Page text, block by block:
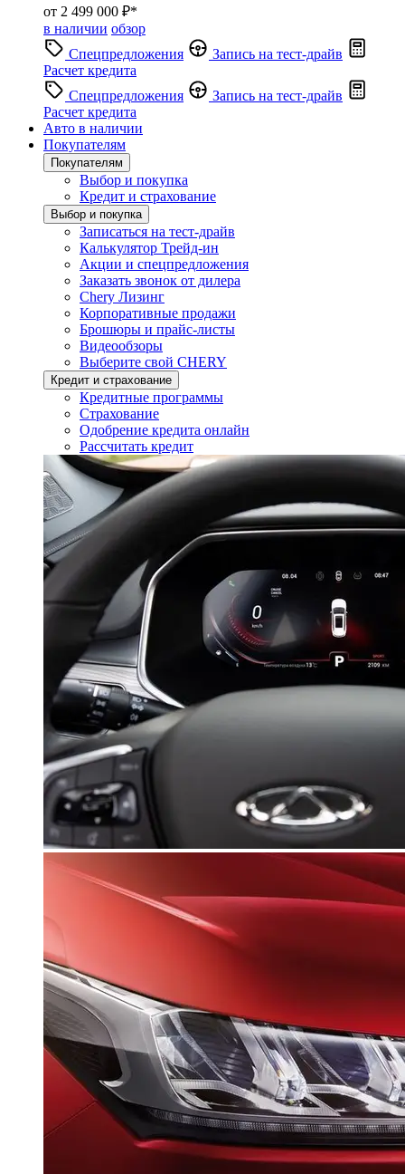
от 2 499 000 ₽*
в наличии обзор
Спецпредложения
Запись на тест-драйв
Расчет кредита
Спецпредложения
Запись на тест-драйв
Расчет кредита
Авто в наличии
Покупателям
Покупателям
Выбор и покупка
Кредит и страхование
Выбор и покупка
Записаться на тест-драйв
Калькулятор Трейд-ин
Акции и спецпредложения
Заказать звонок от дилера
Chery Лизинг
Корпоративные продажи
Брошюры и прайс-листы
Видеообзоры
Выберите свой CHERY
Кредит и страхование
Кредитные программы
Страхование
Одобрение кредита онлайн
Рассчитать кредит